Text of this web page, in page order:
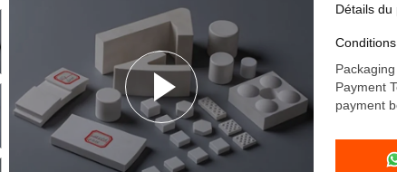
Détails du
Payment
payment